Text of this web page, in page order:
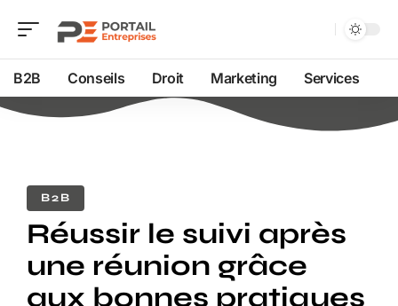
B2B Conseils Droit Marketing Services
B2B
Réussir le suivi après
une réunion grâce
aux bonnes pratiques